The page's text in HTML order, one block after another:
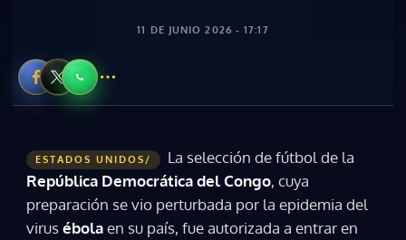
11 DE JUNIO 2026 - 17:17
ESTADOS UNIDOS/
La selección de fútbol de la
República Democrática del Congo, cuya
preparación se vio perturbada por la epidemia del
virusébolaen su país, fue autorizada a entrar en